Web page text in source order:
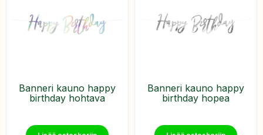
Banneri kauno happy
birthday hohtava
Banneri kauno happy
birthday hopea